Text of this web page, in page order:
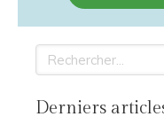
Rechercher
Derniers